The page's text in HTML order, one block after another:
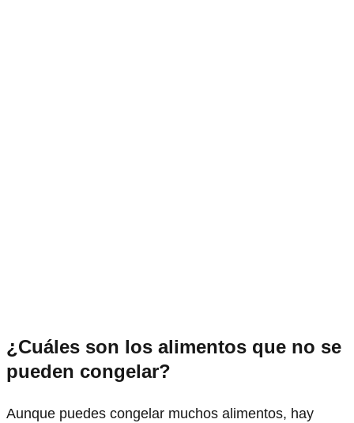
¿Cuáles son los alimentos que no se
pueden congelar?
Aunque puedes congelar muchos alimentos, hay